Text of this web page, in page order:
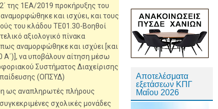
της 1ΕΑ/2019 προκήρυξης του
και ισχύει, και τους
του κλάδου ΤΕ01.30-Βοηθοί
αξιολογικό πίνακα
αναμορφώθηκε και ισχύει [και
να υποβάλουν αίτηση μέσω
Συστήματος Διαχείρισης
(ΟΠΣΥΔ)
ως αναπληρωτές πλήρους
σχολικές μονάδες
Αποτελέσματα
εξετάσεων ΚΠΓ
Μαΐου 2026